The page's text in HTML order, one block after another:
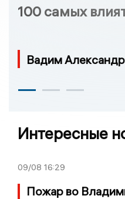
100 самых
Вадим
Интересные
09/08 16:29
Пожар во